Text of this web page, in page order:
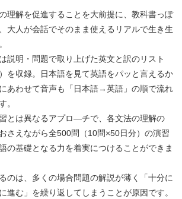
理解を促進することを大前提に、教科書っぽ
大人が会話でそのまま使えるリアルで生き生
説明・問題で取り上げた英文と訳のリスト
を収録。日本語を見て英語をパッと言えるか
あわせて音声も「日本語→英語」の順で流れ
。
とは異なるアプロ―チで、各文法の理解の
さえながら全500問（10問×50日分）の演習
の基礎となる力を着実につけることができま
のは、多くの場合問題の解説が薄く「十分に
進む」を繰り返してしまうことが原因です。